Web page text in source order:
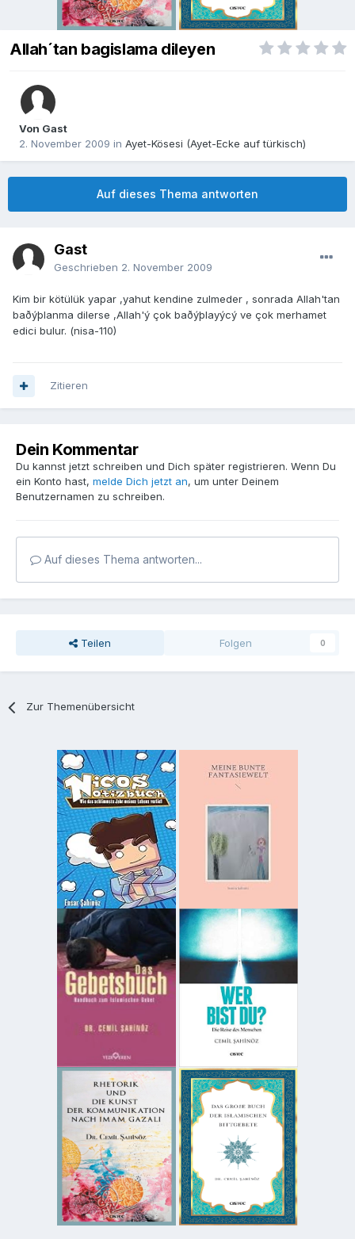
Allah´tan bagislama dileyen
Von Gast
2. November 2009 in Ayet-Kösesi (Ayet-Ecke auf türkisch)
Auf dieses Thema antworten
Gast
Geschrieben 2. November 2009
Kim bir kötülük yapar ,yahut kendine zulmeder , sonrada Allah'tan
baðýþlanma dilerse ,Allah'ý çok baðýþlayýcý ve çok merhamet
edici bulur. (nisa-110)
Zitieren
Dein Kommentar
Du kannst jetzt schreiben und Dich später registrieren. Wenn Du
ein Konto hast, melde Dich jetzt an, um unter Deinem
Benutzernamen zu schreiben.
Auf dieses Thema antworten...
Teilen Folgen 0
Zur Themenübersicht